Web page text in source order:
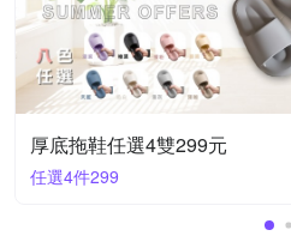
厚底拖鞋任選4雙299元
任選4件299